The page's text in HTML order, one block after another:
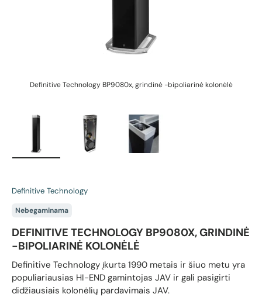
Definitive Technology BP9080x, grindinė -bipoliarinė kolonėlė
Definitive Technology
Nebegaminama
DEFINITIVE TECHNOLOGY BP9080X, GRINDINĖ
-BIPOLIARINĖ KOLONĖLĖ
Definitive Technology įkurta 1990 metais ir šiuo metu yra
populiariausias HI-END gamintojas JAV ir gali pasigirti
didžiausiais kolonėlių pardavimais JAV.